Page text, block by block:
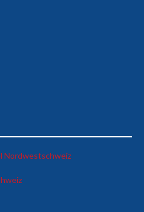
Nordwestschweiz:
: